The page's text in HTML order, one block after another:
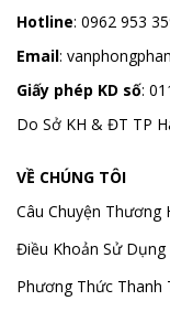
Hotline: 0962 953
Email:
Giấy phép KD số:
Do Sở KH & ĐT TP
VỀ CHÚNG TÔI
Câu Chuyện Thương
Điều Khoản Sử Dụng
Phương Thức Thanh